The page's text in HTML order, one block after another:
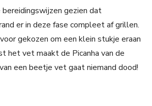
bereidingswijzen gezien dat
er in deze fase compleet af grillen.
gekozen om een klein stukje eraan
het vet maakt de Picanha van de
een beetje vet gaat niemand dood!